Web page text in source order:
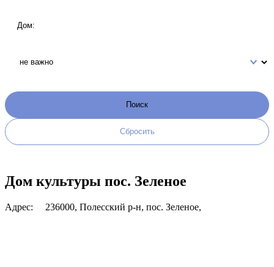
Дом культуры пос. Зеленое
Адрес: 236000, Полесский р-н, пос. Зеленое,